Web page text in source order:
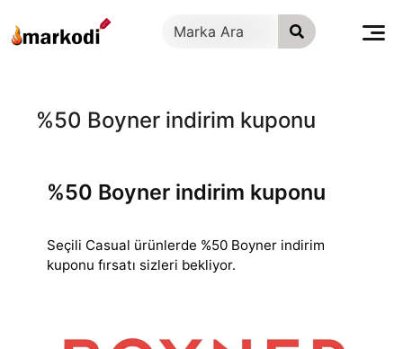
geç
%50 Boyner indirim kuponu
%50 Boyner indirim kuponu
Seçili Casual ürünlerde %50 Boyner indirim
kuponu fırsatı sizleri bekliyor.